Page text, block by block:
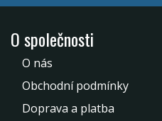
O společnosti
O nás
Obchodní podmínky
Doprava a platba